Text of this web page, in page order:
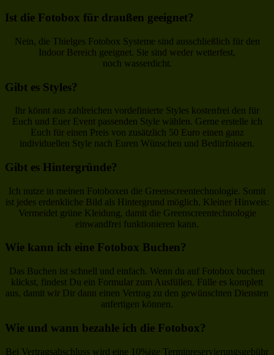
Ist die Fotobox für draußen geeignet?
Nein, die Thielges Fotobox Systeme sind ausschließlich für den
Indoor Bereich geeignet. Sie sind weder wetterfest,
noch wasserdicht.
Gibt es Styles?
Ihr könnt aus zahlreichen vordefinierte Styles kostenfrei den für
Euch und Euer Event passenden Style wählen. Gerne erstelle ich
Euch für einen Preis von zusätzlich 50 Euro einen ganz
individuellen Style nach Euren Wünschen und Bedürfnissen.
Gibt es Hintergründe?
Ich nutze in meinen Fotoboxen die Greenscreentechnologie. Somit
ist jedes erdenkliche Bild als Hintergrund möglich. Kleiner Hinweis:
Vermeidet grüne Kleidung, damit die Greenscreentechnologie
einwandfrei funktionieren kann.
Wie kann ich eine Fotobox Buchen?
Das Buchen ist schnell und einfach. Wenn du auf Fotobox buchen
klickst, findest Du ein Formular zum Ausfüllen. Fülle es komplett
aus, damit wir Dir dann einen Vertrag zu den gewünschten Diensten
anfertigen können.
Wie und wann bezahle ich die Fotobox?
Bei Vertragsabschluss wird eine 10%ige Terminreservierungsgebühr